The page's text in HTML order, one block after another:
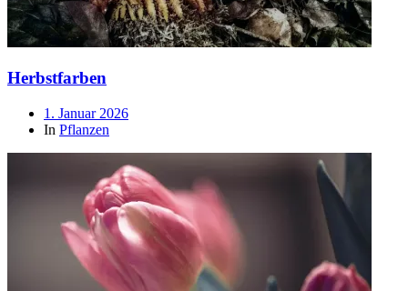
Herbstfarben
Beitragsdatum
1. Januar 2026
In Pflanzen